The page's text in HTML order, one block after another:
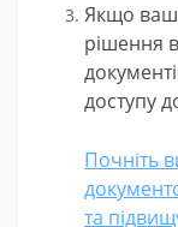
Якщо ваш
рішення
доступу
Почніть
та